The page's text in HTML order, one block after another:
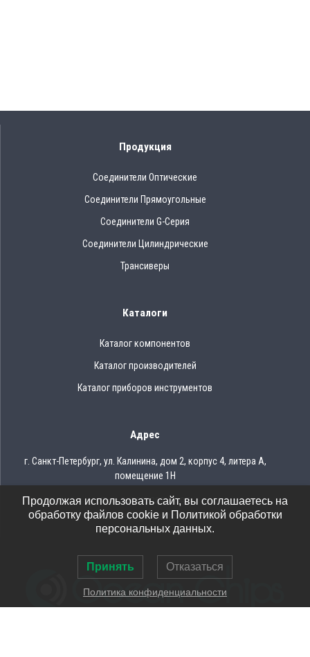
Продукция
Соединители Оптические
Соединители Прямоугольные
Соединители G-Серия
Соединители Цилиндрические
Трансиверы
Каталоги
Каталог компонентов
Каталог производителей
Каталог приборов инструментов
Адрес
г. Санкт-Петербург, ул. Калинина, дом 2, корпус 4, литера А,
помещение 1Н
Тел.: 8 (812) 309-75-97
Email: ocean@oceanchips.ru
Продолжая использовать сайт, вы соглашаетесь на
обработку файлов cookie и Политикой обработки
персональных данных.
Принять Отказаться
Политика конфиденциальности